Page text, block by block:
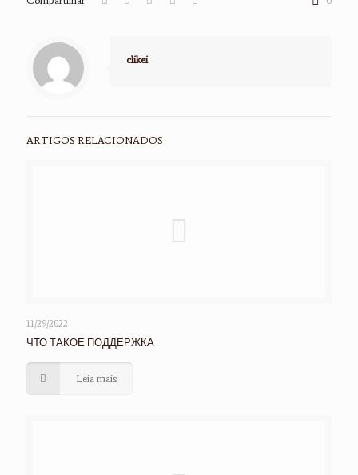
clikei
ARTIGOS RELACIONADOS
11/29/2022
ЧТО ТАКОЕ ПОДДЕРЖКА
Leia mais